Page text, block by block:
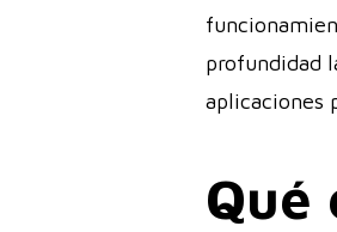
profundidad
aplicaciones
Qué